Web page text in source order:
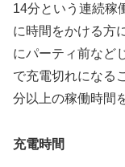
14分という連続稼
に時間をかける方
にパーティ前など
で充電切れになる
分以上の稼働時間
充電時間